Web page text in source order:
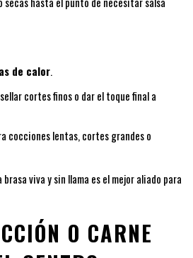
de calor.
cortes finos o dar el toque final a
cocciones lentas, cortes grandes o
viva y sin llama es el mejor aliado para
O CARNE